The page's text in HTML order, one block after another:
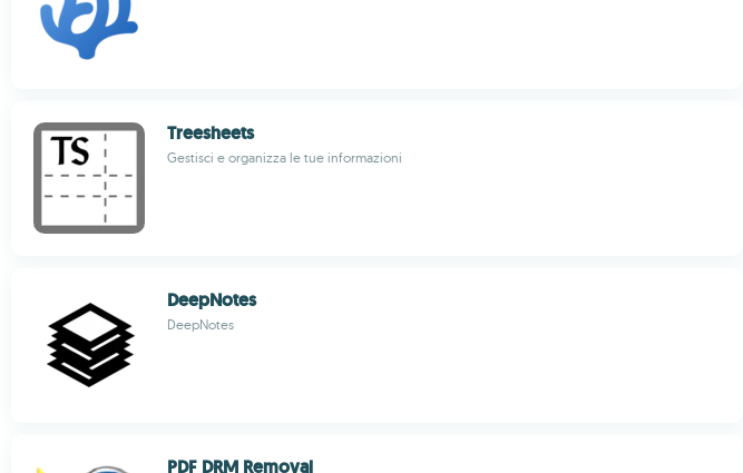
Treesheets
Gestisci e organizza le tue informazioni
DeepNotes
DeepNotes
PDF DRM Removal